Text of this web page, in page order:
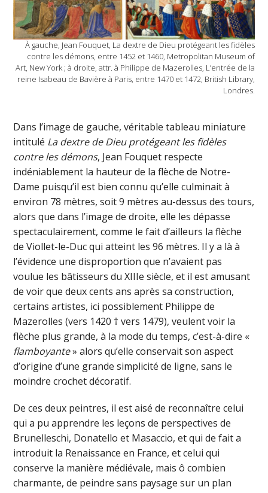
À gauche, Jean Fouquet, La dextre de Dieu protégeant les fidèles
contre les démons, entre 1452 et 1460, Metropolitan Museum of
Art, New York ; à droite, attr. à Philippe de Mazerolles, L’entrée de la
reine Isabeau de Bavière à Paris, entre 1470 et 1472, British Library,
Londres.
Dans l’image de gauche, véritable tableau miniature
intitulé La dextre de Dieu protégeant les fidèles
contre les démons, Jean Fouquet respecte
indéniablement la hauteur de la flèche de Notre-
Dame puisqu’il est bien connu qu’elle culminait à
environ 78 mètres, soit 9 mètres au-dessus des tours,
alors que dans l’image de droite, elle les dépasse
spectaculairement, comme le fait d’ailleurs la flèche
de Viollet-le-Duc qui atteint les 96 mètres. Il y a là à
l’évidence une disproportion que n’avaient pas
voulue les bâtisseurs du XIIIe siècle, et il est amusant
de voir que deux cents ans après sa construction,
certains artistes, ici possiblement Philippe de
Mazerolles (vers 1420 † vers 1479), veulent voir la
flèche plus grande, à la mode du temps, c’est-à-dire «
flamboyante» alors qu’elle conservait son aspect
d’origine d’une grande simplicité de ligne, sans le
moindre crochet décoratif.
De ces deux peintres, il est aisé de reconnaître celui
qui a pu apprendre les leçons de perspectives de
Brunelleschi, Donatello et Masaccio, et qui de fait a
introduit la Renaissance en France, et celui qui
conserve la manière médiévale, mais ô combien
charmante, de peindre sans paysage sur un plan